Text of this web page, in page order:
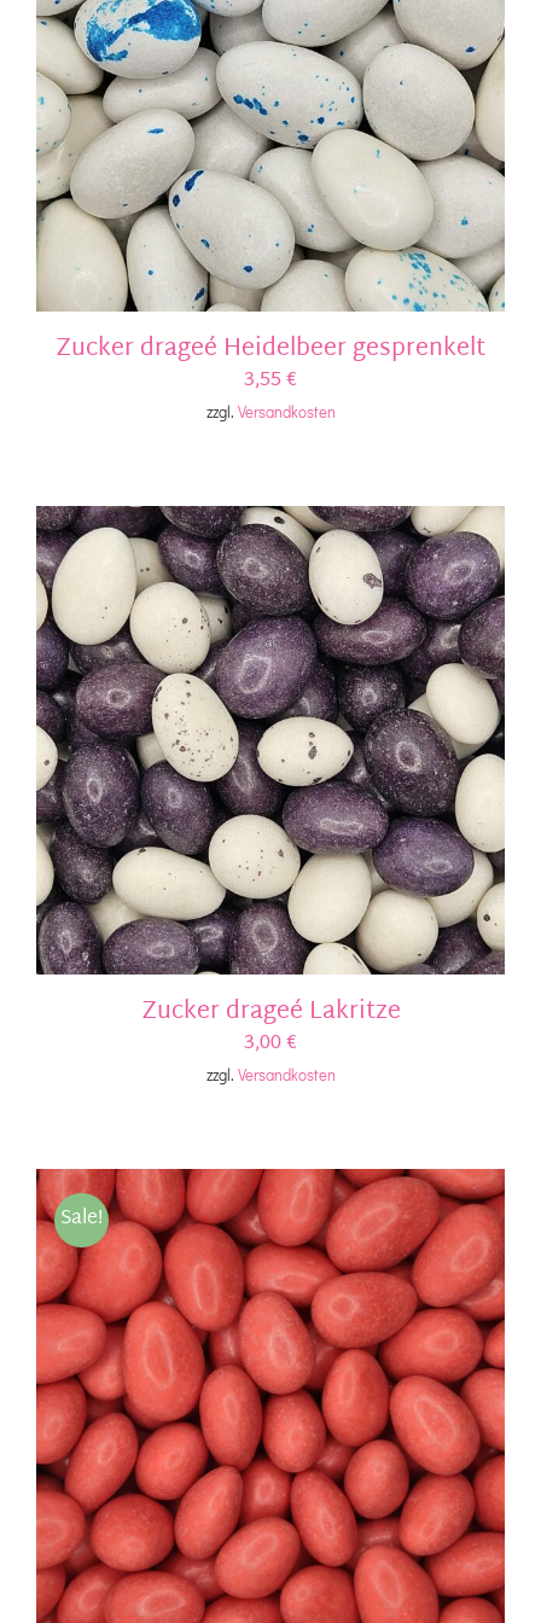
Zucker drageé Heidelbeer gesprenkelt
3,55€
zzgl. Versandkosten
Zucker drageé Lakritze
3,00€
zzgl. Versandkosten
Sale!